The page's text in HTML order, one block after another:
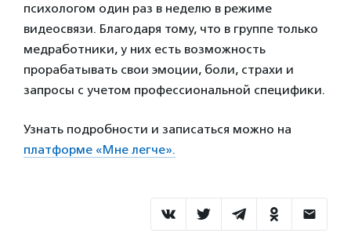
психологом один раз в неделю в режиме
видеосвязи. Благодаря тому, что в группе только
медработники, у них есть возможность
прорабатывать свои эмоции, боли, страхи и
запросы с учетом профессиональной специфики.
Узнать подробности и записаться можно на
платформе «Мне легче».